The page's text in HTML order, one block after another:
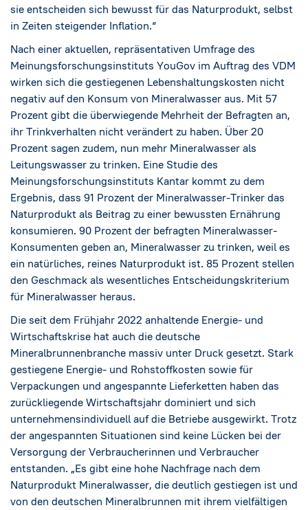
sie entscheiden sich bewusst für das Naturprodukt, selbst
in Zeiten steigender Inflation.“
Nach einer aktuellen, repräsentativen Umfrage des
Meinungsforschungsinstituts YouGov im Auftrag des VDM
wirken sich die gestiegenen Lebenshaltungskosten nicht
negativ auf den Konsum von Mineralwasser aus. Mit 57
Prozent gibt die überwiegende Mehrheit der Befragten an,
ihr Trinkverhalten nicht verändert zu haben. Über 20
Prozent sagen zudem, nun mehr Mineralwasser als
Leitungswasser zu trinken. Eine Studie des
Meinungsforschungsinstituts Kantar kommt zu dem
Ergebnis, dass 91 Prozent der Mineralwasser-Trinker das
Naturprodukt als Beitrag zu einer bewussten Ernährung
konsumieren. 90 Prozent der befragten Mineralwasser-
Konsumenten geben an, Mineralwasser zu trinken, weil es
ein natürliches, reines Naturprodukt ist. 85 Prozent stellen
den Geschmack als wesentliches Entscheidungskriterium
für Mineralwasser heraus.
Die seit dem Frühjahr 2022 anhaltende Energie- und
Wirtschaftskrise hat auch die deutsche
Mineralbrunnenbranche massiv unter Druck gesetzt. Stark
gestiegene Energie- und Rohstoffkosten sowie für
Verpackungen und angespannte Lieferketten haben das
zurückliegende Wirtschaftsjahr dominiert und sich
unternehmensindividuell auf die Betriebe ausgewirkt. Trotz
der angespannten Situationen sind keine Lücken bei der
Versorgung der Verbraucherinnen und Verbraucher
entstanden. „Es gibt eine hohe Nachfrage nach dem
Naturprodukt Mineralwasser, die deutlich gestiegen ist und
von den deutschen Mineralbrunnen mit ihrem vielfältigen